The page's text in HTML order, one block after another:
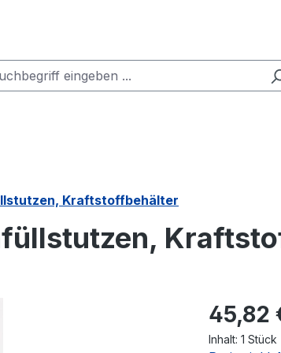
Kraftstoffbehälter
Regulärer
45,82
Inhalt: 1 Stück